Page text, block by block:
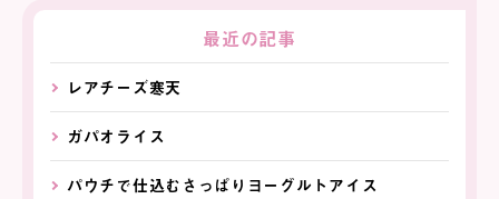
最近の記事
レアチーズ寒天
ガパオライス
パウチで仕込むさっぱりヨーグルトアイス